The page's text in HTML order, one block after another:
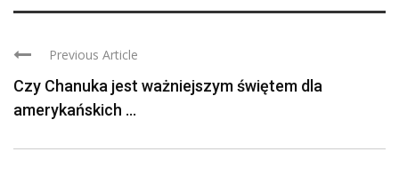
Previous Article
Czy Chanuka jest ważniejszym świętem dla
amerykańskich ...